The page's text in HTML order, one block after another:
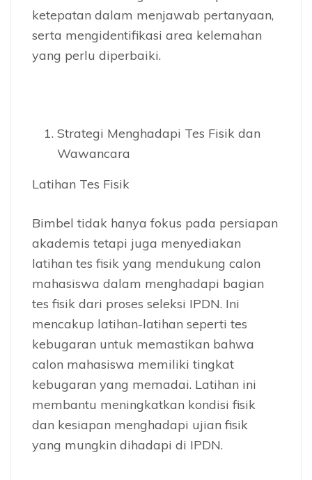
ketepatan dalam menjawab pertanyaan,
serta mengidentifikasi area kelemahan
yang perlu diperbaiki.
Strategi Menghadapi Tes Fisik dan
Wawancara
Latihan Tes Fisik
Bimbel tidak hanya fokus pada persiapan
akademis tetapi juga menyediakan
latihan tes fisik yang mendukung calon
mahasiswa dalam menghadapi bagian
tes fisik dari proses seleksi IPDN. Ini
mencakup latihan-latihan seperti tes
kebugaran untuk memastikan bahwa
calon mahasiswa memiliki tingkat
kebugaran yang memadai. Latihan ini
membantu meningkatkan kondisi fisik
dan kesiapan menghadapi ujian fisik
yang mungkin dihadapi di IPDN.